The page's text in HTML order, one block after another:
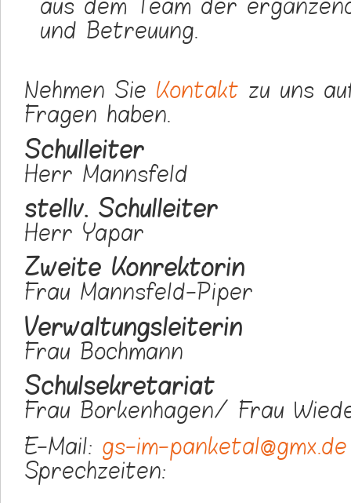
aus dem Team der
und Betreuung.
Nehmen Sie Kontakt zu uns
Fragen haben.
Schulleiter
Herr Mannsfeld
stellv. Schulleiter
Herr Yapar
Zweite Konrektorin
Frau Mannsfeld-Piper
Verwaltungsleiterin
Frau Bochmann
Schulsekretariat
Frau Borkenhagen/ Frau
E-Mail: gs-im-panketal@gmx.de
Sprechzeiten: